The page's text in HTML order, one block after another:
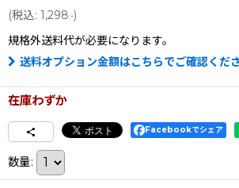
(税込: 1,298.-)
規格外送料代が必要になります。
送料オプション金額はこちらでご確認くださ
在庫わずか
Facebookでシェア
数量: